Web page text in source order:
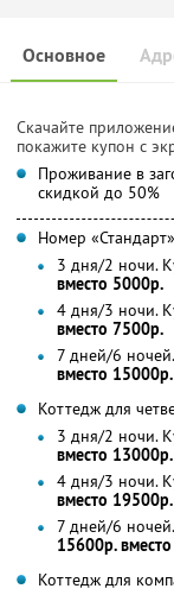
Основное
Скачайте
покажите купон с
Проживание в
скидкой до 50%
Номер
3 дня/2 ночи.
вместо 5000р.
4 дня/3 ночи.
вместо 7500р.
7 дней/6
вместо 15000р.
Коттедж для
3 дня/2 ночи.
вместо 13000р.
4 дня/3 ночи.
вместо 19500р.
7 дней/6
15600р.
Коттедж для